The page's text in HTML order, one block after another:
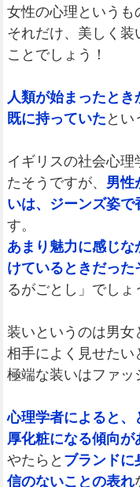
女性の心理というも
それだけ、美しく装
ことでしょう！
人類が始まったと
既に持っていた とい
イギリスの社会心
たそうですが、 男性
いは、ジーンズ姿で
す。
あまり魅力に感じ
けているときだった
るがごとし」でしょ
装いというのは男女
相手によく見せたい
極端な装いはファッ
心理学者によると
厚化粧になる傾向が
やたらと ブランドに
信のないことの表れ